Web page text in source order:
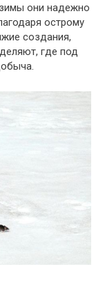
они надежно
острому
создания,
где под